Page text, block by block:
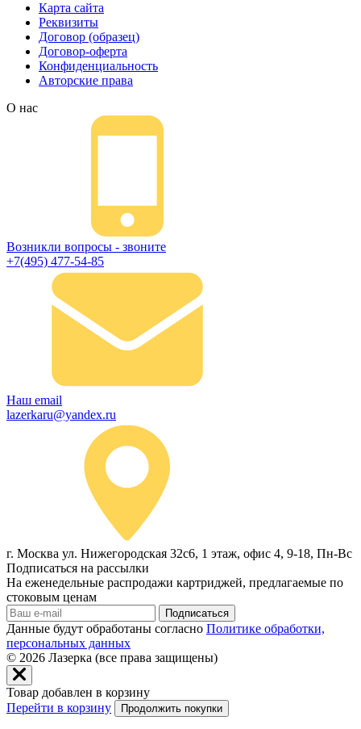
Карта сайта
Реквизиты
Договор (образец)
Договор-оферта
Конфиденциальность
Авторские права
О нас
Возникли вопросы - звоните
+7(495) 477-54-85
Наш email
lazerkaru@yandex.ru
г. Москва ул. Нижегородская 32с6, 1 этаж, офис 4, 9-18, Пн-Вс
Подписаться на рассылки
На еженедельные распродажи картриджей, предлагаемые по
стоковым ценам
Подписаться
Данные будут обработаны согласно Политике обработки,
персональных данных
© 2026 Лазерка (все права защищены)
Товар добавлен в корзину
Перейти в корзину
Продолжить покупки